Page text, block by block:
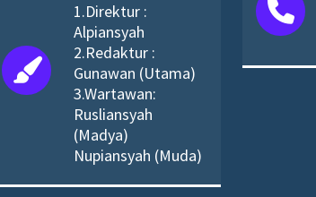
1.Direktur :
Alpiansyah
2.Redaktur :
Gunawan (Utama)
3.Wartawan:
Rusliansyah
(Madya)
Nupiansyah (Muda)